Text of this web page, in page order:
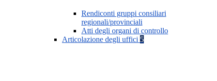
Rendiconti gruppi consiliari
regionali/provinciali
Atti degli organi di controllo
Articolazione degli uffici 5